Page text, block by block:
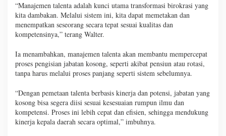
“Manajemen talenta adalah kunci utama transformasi birokrasi yang
kita dambakan. Melalui sistem ini, kita dapat memetakan dan
menempatkan seseorang secara tepat sesuai kualitas dan
kompetensinya,” terang Walter.
Ia menambahkan, manajemen talenta akan membantu mempercepat
proses pengisian jabatan kosong, seperti akibat pensiun atau rotasi,
tanpa harus melalui proses panjang seperti sistem sebelumnya.
“Dengan pemetaan talenta berbasis kinerja dan potensi, jabatan yang
kosong bisa segera diisi sesuai kesesuaian rumpun ilmu dan
kompetensi. Proses ini lebih cepat dan efisien, sehingga mendukung
kinerja kepala daerah secara optimal,” imbuhnya.